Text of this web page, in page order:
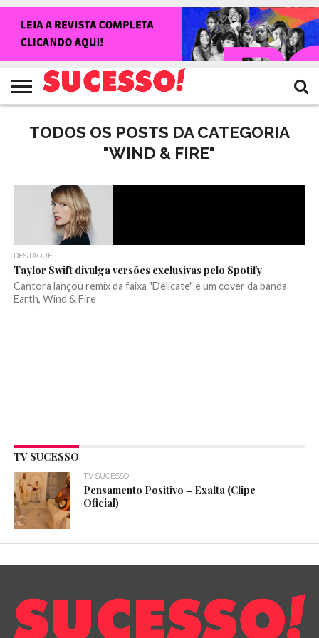
NOTÍCIAS
SHOWS
ENTREVISTAS
CLIQUES
RANKING
CROWLEY
TV
SUCESSO!
REVISTA
SUCESSO!
TODOS OS POSTS DA CATEGORIA
"WIND & FIRE"
DESTAQUE
Taylor Swift divulga versões exclusivas pelo Spotify
Cantora lançou remix da faixa "Delicate" e um cover da banda
Earth, Wind & Fire
TV SUCESSO
TV SUCESSO
Pensamento Positivo – Exalta (Clipe
Oficial)